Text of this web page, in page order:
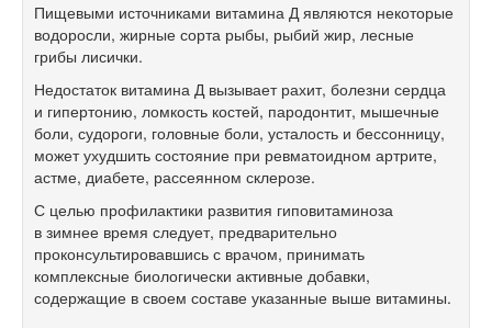
Пищевыми источниками витамина Д являются некоторые
водоросли, жирные сорта рыбы, рыбий жир, лесные
грибы лисички.
Недостаток витамина Д вызывает рахит, болезни сердца
и гипертонию, ломкость костей, пародонтит, мышечные
боли, судороги, головные боли, усталость и бессонницу,
может ухудшить состояние при ревматоидном артрите,
астме, диабете, рассеянном склерозе.
С целью профилактики развития гиповитаминоза
в зимнее время следует, предварительно
проконсультировавшись с врачом, принимать
комплексные биологически активные добавки,
содержащие в своем составе указанные выше витамины.